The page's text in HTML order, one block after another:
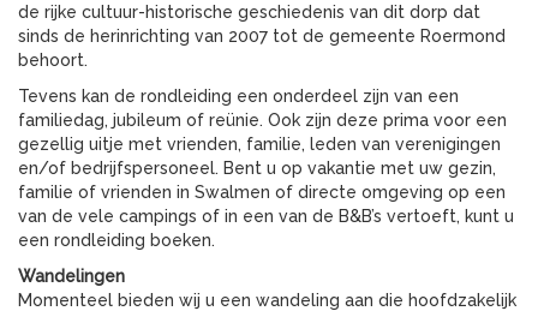
de rijke cultuur-historische geschiedenis van dit dorp dat
sinds de herinrichting van 2007 tot de gemeente Roermond
behoort.
Tevens kan de rondleiding een onderdeel zijn van een
familiedag, jubileum of reünie. Ook zijn deze prima voor een
gezellig uitje met vrienden, familie, leden van verenigingen
en/of bedrijfspersoneel. Bent u op vakantie met uw gezin,
familie of vrienden in Swalmen of directe omgeving op een
van de vele campings of in een van de B&B’s vertoeft, kunt u
een rondleiding boeken.
Wandelingen
Momenteel bieden wij u een wandeling aan die hoofdzakelijk